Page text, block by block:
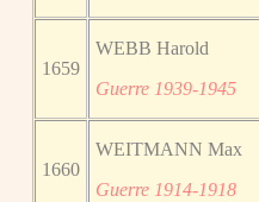
1659
WEBB Harold
Guerre 1939-1945
1660
WEITMANN Max
Guerre 1914-1918